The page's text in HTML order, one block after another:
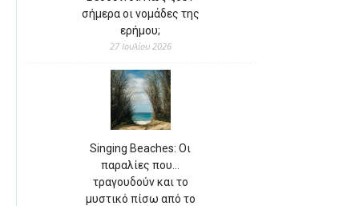
σήμερα οι νομάδες της
ερήμου;
27 Ιουλίου 2026
Singing Beaches: Οι
παραλίες που…
τραγουδούν και το
μυστικό πίσω από το